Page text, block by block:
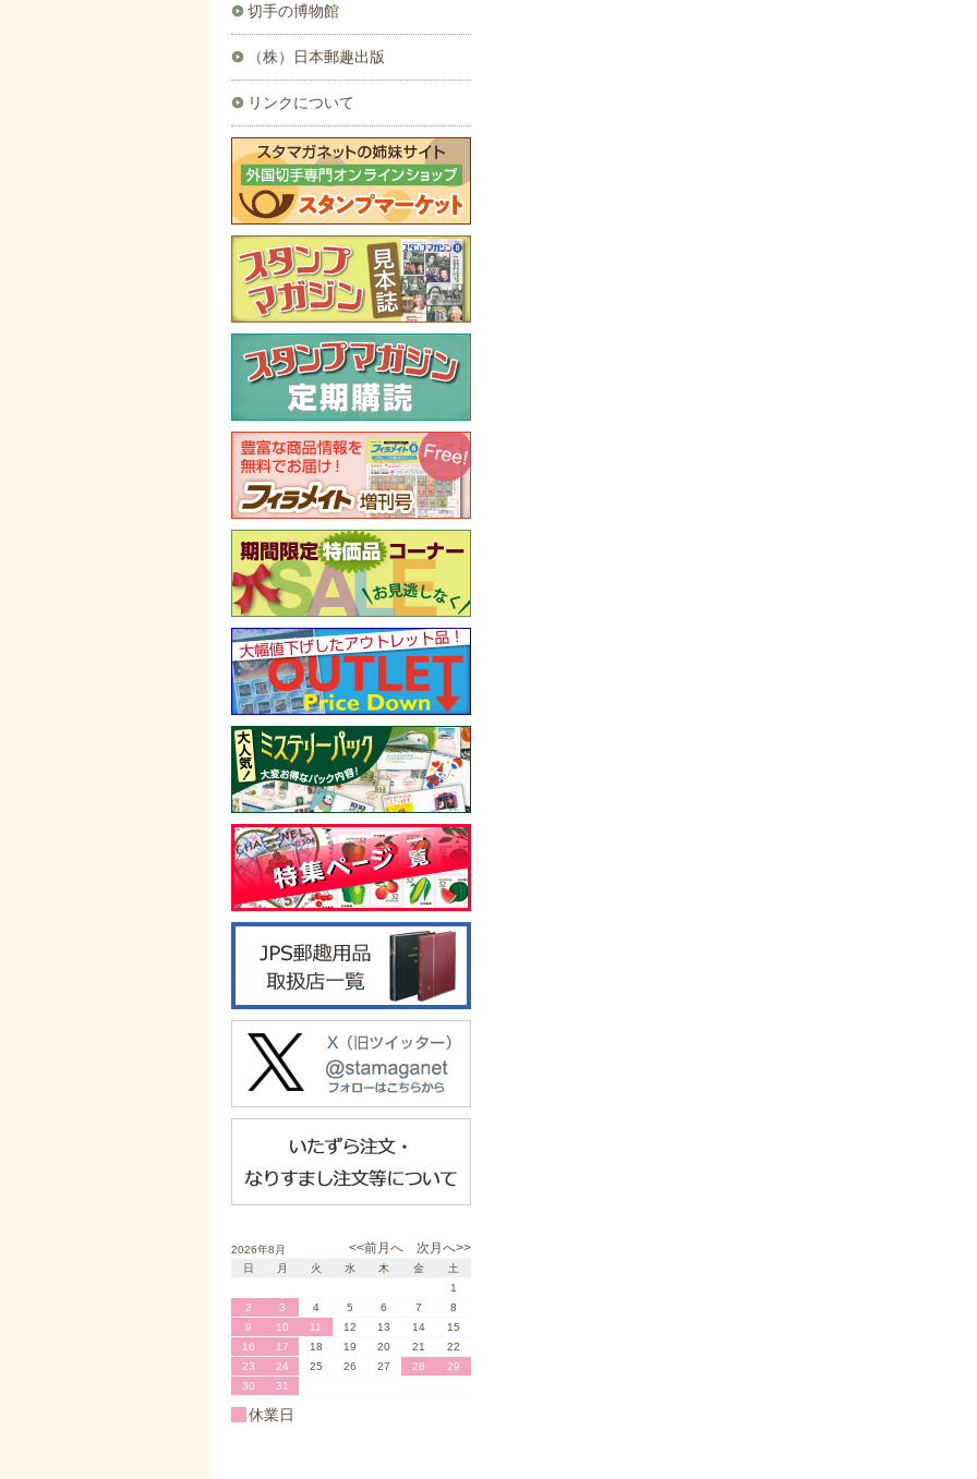
切手の博物館
（株）日本郵趣出版
リンクについて
<<前月へ 次月へ>>
2026年8月
日
月 火 水 木 金
土
1
2
3 4 5 6 7
8
9
10 11 12 13 14
15
16
17 18 19 20 21
22
23
24 25 26 27 28
29
30
31
休業日